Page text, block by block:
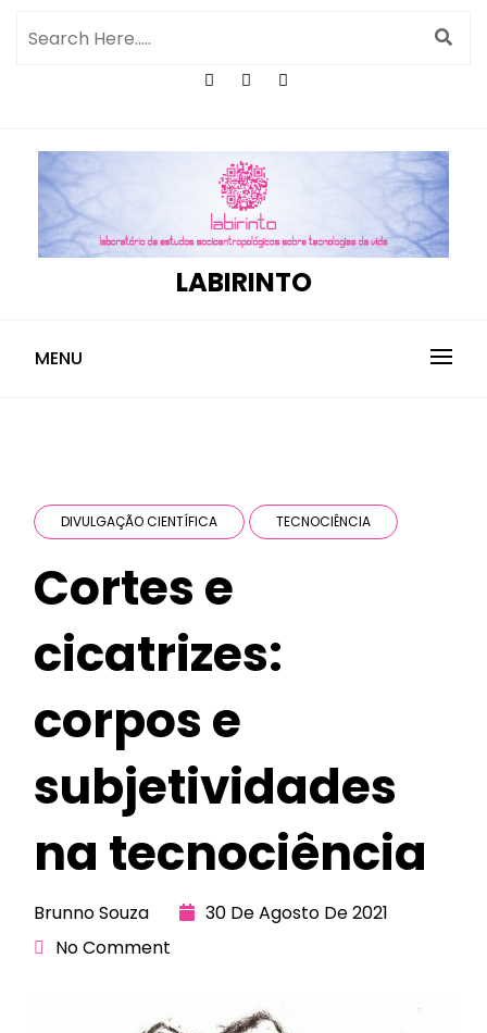
LABIRINTO
MENU
DIVULGAÇÃO CIENTÍFICA TECNOCIÊNCIA
Cortes e
cicatrizes:
corpos e
subjetividades
na tecnociência
Brunno Souza
30 De Agosto De 2021
No Comment